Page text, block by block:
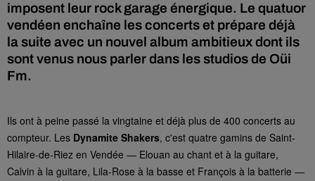
imposent leur rock garage énergique. Le quatuor
vendéen enchaîne les concerts et prépare déjà
la suite avec un nouvel album ambitieux dont ils
sont venus nous parler dans les studios de Oüi
Fm.
Ils ont à peine passé la vingtaine et déjà plus de 400 concerts au
compteur. Les Dynamite Shakers, c'est quatre gamins de Saint-
Hilaire-de-Riez en Vendée — Elouan au chant et à la guitare,
Calvin à la guitare, Lila-Rose à la basse et François à la batterie —